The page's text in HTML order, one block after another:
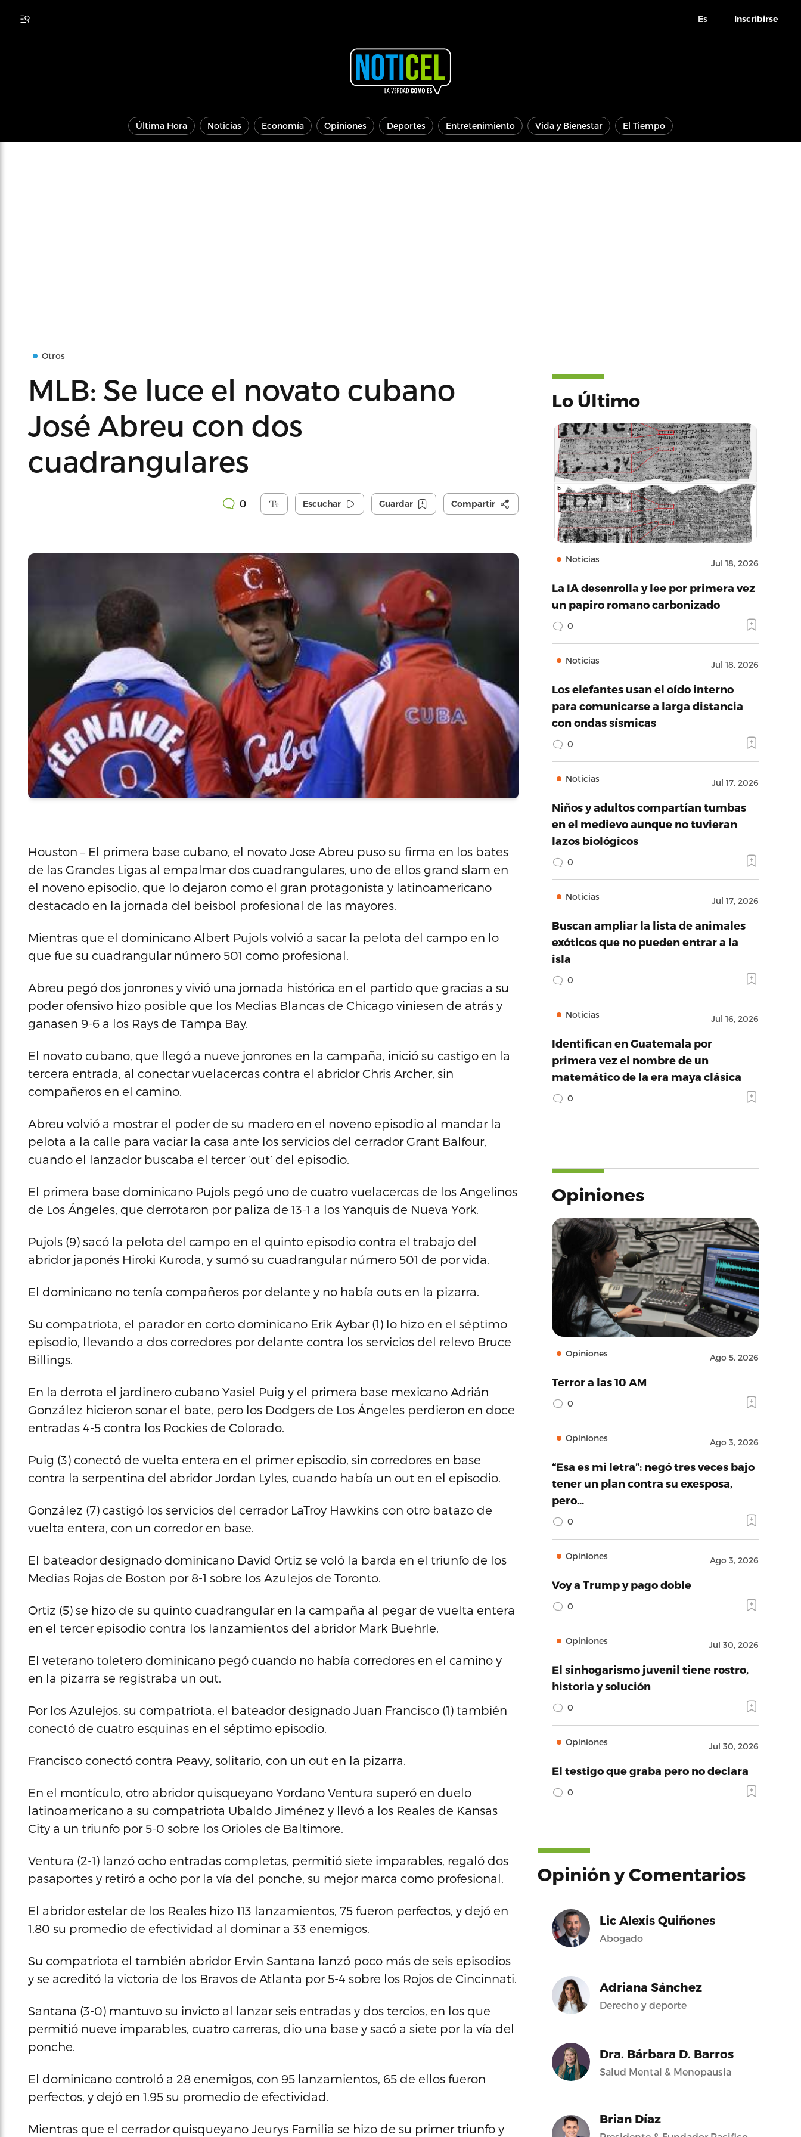
Es Inscribirse
Última Hora Noticias Economía Opiniones Deportes Entretenimiento Vida y Bienestar El Tiempo
Otros
MLB: Se luce el novato cubano
José Abreu con dos
cuadrangulares
0 Escuchar Guardar Compartir
Houston – El primera base cubano, el novato Jose Abreu puso su firma en los bates
de las Grandes Ligas al empalmar dos cuadrangulares, uno de ellos grand slam en
el noveno episodio, que lo dejaron como el gran protagonista y latinoamericano
destacado en la jornada del beisbol profesional de las mayores.
Mientras que el dominicano Albert Pujols volvió a sacar la pelota del campo en lo
que fue su cuadrangular número 501 como profesional.
Abreu pegó dos jonrones y vivió una jornada histórica en el partido que gracias a su
poder ofensivo hizo posible que los Medias Blancas de Chicago viniesen de atrás y
ganasen 9-6 a los Rays de Tampa Bay.
El novato cubano, que llegó a nueve jonrones en la campaña, inició su castigo en la
tercera entrada, al conectar vuelacercas contra el abridor Chris Archer, sin
compañeros en el camino.
Abreu volvió a mostrar el poder de su madero en el noveno episodio al mandar la
pelota a la calle para vaciar la casa ante los servicios del cerrador Grant Balfour,
cuando el lanzador buscaba el tercer ‘out’ del episodio.
El primera base dominicano Pujols pegó uno de cuatro vuelacercas de los Angelinos
de Los Ángeles, que derrotaron por paliza de 13-1 a los Yanquis de Nueva York.
Pujols (9) sacó la pelota del campo en el quinto episodio contra el trabajo del
abridor japonés Hiroki Kuroda, y sumó su cuadrangular número 501 de por vida.
El dominicano no tenía compañeros por delante y no había outs en la pizarra.
Su compatriota, el parador en corto dominicano Erik Aybar (1) lo hizo en el séptimo
episodio, llevando a dos corredores por delante contra los servicios del relevo Bruce
Billings.
En la derrota el jardinero cubano Yasiel Puig y el primera base mexicano Adrián
González hicieron sonar el bate, pero los Dodgers de Los Ángeles perdieron en doce
entradas 4-5 contra los Rockies de Colorado.
Puig (3) conectó de vuelta entera en el primer episodio, sin corredores en base
contra la serpentina del abridor Jordan Lyles, cuando había un out en el episodio.
González (7) castigó los servicios del cerrador LaTroy Hawkins con otro batazo de
vuelta entera, con un corredor en base.
El bateador designado dominicano David Ortiz se voló la barda en el triunfo de los
Medias Rojas de Boston por 8-1 sobre los Azulejos de Toronto.
Ortiz (5) se hizo de su quinto cuadrangular en la campaña al pegar de vuelta entera
en el tercer episodio contra los lanzamientos del abridor Mark Buehrle.
El veterano toletero dominicano pegó cuando no había corredores en el camino y
en la pizarra se registraba un out.
Por los Azulejos, su compatriota, el bateador designado Juan Francisco (1) también
conectó de cuatro esquinas en el séptimo episodio.
Francisco conectó contra Peavy, solitario, con un out en la pizarra.
En el montículo, otro abridor quisqueyano Yordano Ventura superó en duelo
latinoamericano a su compatriota Ubaldo Jiménez y llevó a los Reales de Kansas
City a un triunfo por 5-0 sobre los Orioles de Baltimore.
Ventura (2-1) lanzó ocho entradas completas, permitió siete imparables, regaló dos
pasaportes y retiró a ocho por la vía del ponche, su mejor marca como profesional.
El abridor estelar de los Reales hizo 113 lanzamientos, 75 fueron perfectos, y dejó en
1.80 su promedio de efectividad al dominar a 33 enemigos.
Su compatriota el también abridor Ervin Santana lanzó poco más de seis episodios
y se acreditó la victoria de los Bravos de Atlanta por 5-4 sobre los Rojos de Cincinnati.
Santana (3-0) mantuvo su invicto al lanzar seis entradas y dos tercios, en los que
permitió nueve imparables, cuatro carreras, dio una base y sacó a siete por la vía del
ponche.
El dominicano controló a 28 enemigos, con 95 lanzamientos, 65 de ellos fueron
perfectos, y dejó en 1.95 su promedio de efectividad.
Mientras que el cerrador quisqueyano Jeurys Familia se hizo de su primer triunfo y
Lo Último
Noticias Jul 18, 2026
La IA desenrolla y lee por primera vez
un papiro romano carbonizado
0
Noticias Jul 18, 2026
Los elefantes usan el oído interno
para comunicarse a larga distancia
con ondas sísmicas
0
Noticias Jul 17, 2026
Niños y adultos compartían tumbas
en el medievo aunque no tuvieran
lazos biológicos
0
Noticias Jul 17, 2026
Buscan ampliar la lista de animales
exóticos que no pueden entrar a la
isla
0
Noticias Jul 16, 2026
Identifican en Guatemala por
primera vez el nombre de un
matemático de la era maya clásica
0
Opiniones
Opiniones Ago 5, 2026
Terror a las 10 AM
0
Opiniones Ago 3, 2026
“Esa es mi letra”: negó tres veces bajo
tener un plan contra su exesposa,
pero…
0
Opiniones Ago 3, 2026
Voy a Trump y pago doble
0
Opiniones Jul 30, 2026
El sinhogarismo juvenil tiene rostro,
historia y solución
0
Opiniones Jul 30, 2026
El testigo que graba pero no declara
0
Opinión y Comentarios
Lic Alexis Quiñones
Abogado
Adriana Sánchez
Derecho y deporte
Dra. Bárbara D. Barros
Salud Mental & Menopausia
Brian Díaz